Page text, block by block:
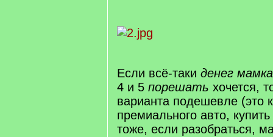
Если всё-таки денег
4 и 5 порешать хочется,
варианта подешевле (это
премиального авто,
тоже, если разобраться,